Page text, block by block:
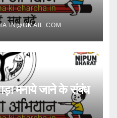
मनाये जाने के संबंध